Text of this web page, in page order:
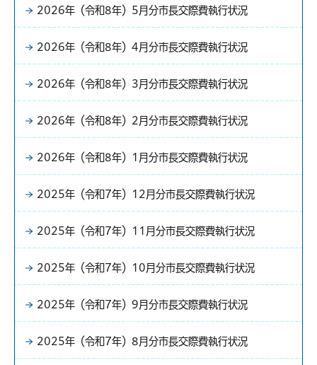
2026年（令和8年）5月分市長交際費執行状況
2026年（令和8年）4月分市長交際費執行状況
2026年（令和8年）3月分市長交際費執行状況
2026年（令和8年）2月分市長交際費執行状況
2026年（令和8年）1月分市長交際費執行状況
2025年（令和7年）12月分市長交際費執行状況
2025年（令和7年）11月分市長交際費執行状況
2025年（令和7年）10月分市長交際費執行状況
2025年（令和7年）9月分市長交際費執行状況
2025年（令和7年）8月分市長交際費執行状況